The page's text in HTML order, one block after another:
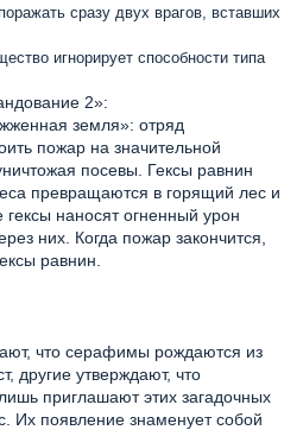
сразу двух врагов, вставших
игнорирует способности типа
2»:
земля»: отряд
пожар на значительной
посевы. Гексы равнин
превращаются в горящий лес и
наносят огненный урон
них. Когда пожар закончится,
равнин.
что серафимы рождаются из
другие утверждают, что
приглашают этих загадочных
Их появление знаменует собой